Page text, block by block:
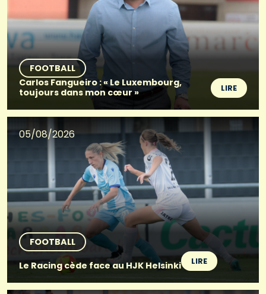
FOOTBALL
Carlos Fangueiro : « Le Luxembourg,
toujours dans mon cœur »
LIRE
05/08/2026
FOOTBALL
Le Racing cède face au HJK Helsinki
LIRE